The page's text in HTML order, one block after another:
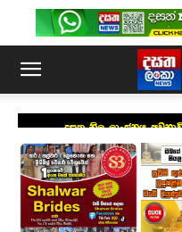
දසත නිල ලාංඡනය